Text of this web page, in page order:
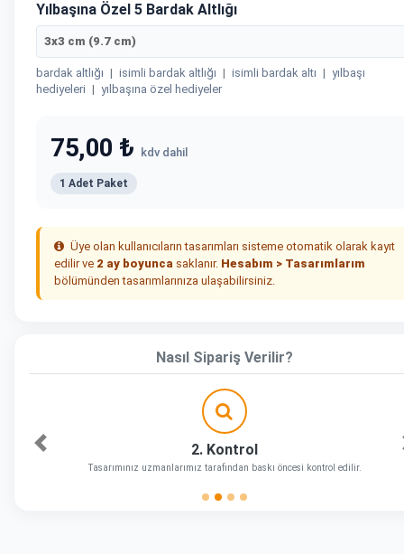
Yılbaşına Özel 5 Bardak Altlığı
3x3 cm (9.7 cm)
bardak altlığı | isimli bardak altlığı | isimli bardak altı | yılbaşı
hediyeleri | yılbaşına özel hediyeler
75,00 ₺ kdv dahil
1 Adet Paket
Üye olan kullanıcıların tasarımları sisteme otomatik olarak kayıt
edilir ve 2 ay boyunca saklanır. Hesabım > Tasarımlarım
bölümünden tasarımlarınıza ulaşabilirsiniz.
Nasıl Sipariş Verilir?
2. Kontrol
Tasarımınız uzmanlarımız tarafından baskı öncesi kontrol edilir.
Önceki